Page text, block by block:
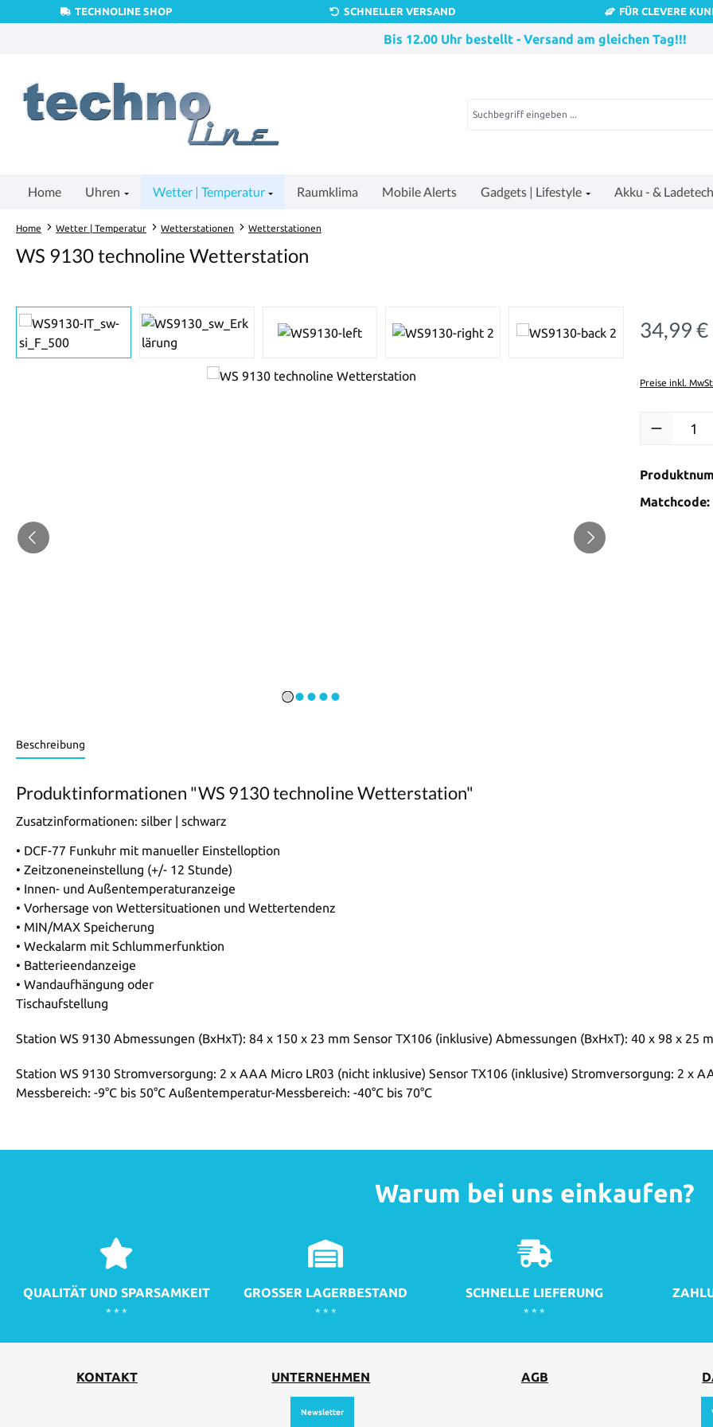
Hauptinhalt springen
Zur Suche springen
Zur Hauptnavigation springen
TECHNOLINE SHOP SCHNELLER VERSAND FÜR CLEVERE
Bis 12.00 Uhr bestellt - Versand am gleichen Tag!!!
Home Uhren Wetter | Temperatur Raumklima Mobile Alerts Gadgets | Lifestyle Akku - &
Home Wetter | Temperatur Wetterstationen Wetterstationen
WS 9130 technoline Wetterstation
Regulärer
34,99 €
Preise inkl.
Matchcode:
Beschreibung
Produktinformationen "WS 9130 technoline Wetterstation"
Zusatzinformationen: silber | schwarz
• DCF-77 Funkuhr mit manueller Einstelloption
• Zeitzoneneinstellung (+/- 12 Stunde)
• Innen- und Außentemperaturanzeige
• Vorhersage von Wettersituationen und Wettertendenz
• MIN/MAX Speicherung
• Weckalarm mit Schlummerfunktion
• Batterieendanzeige
• Wandaufhängung oder
Tischaufstellung
Station WS 9130 Abmessungen (BxHxT): 84 x 150 x 23 mm Sensor TX106 (inklusive) Abmessungen (BxHxT): 40 x 98 x 25
Station WS 9130 Stromversorgung: 2 x AAA Micro LR03 (nicht inklusive) Sensor TX106 (inklusive) Stromversorgung: 2 x
Messbereich: -9°C bis 50°C Außentemperatur-Messbereich: -40°C bis 70°C
Warum bei uns einkaufen?
QUALITÄT UND SPARSAMKEIT
* * *
GROSSER LAGERBESTAND
* * *
SCHNELLE LIEFERUNG
* * *
KONTAKT UNTERNEHMEN AGB
Newsletter